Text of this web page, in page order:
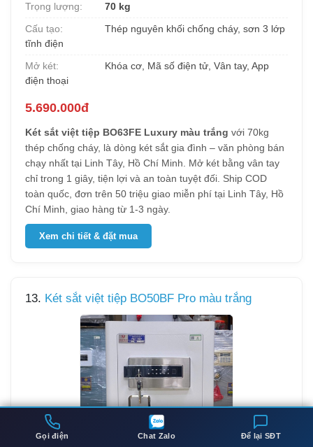
Gọi điện Chat Zalo Để lại SĐT
Trọng lượng:
70 kg
Cấu tạo:
Thép nguyên khối chống cháy, sơn 3 lớp
tĩnh điện
Mở két:
Khóa cơ, Mã số điện tử, Vân tay, App
điện thoại
5.690.000đ
Két sắt việt tiệp BO63FE Luxury màu trắng với 70kg
thép chống cháy, là dòng két sắt gia đình – văn phòng bán
chạy nhất tại Linh Tây, Hồ Chí Minh. Mở két bằng vân tay
chỉ trong 1 giây, tiện lợi và an toàn tuyệt đối. Ship COD
toàn quốc, đơn trên 50 triệu giao miễn phí tại Linh Tây, Hồ
Chí Minh, giao hàng từ 1-3 ngày.
Xem chi tiết & đặt mua
13. Két sắt việt tiệp BO50BF Pro màu trắng